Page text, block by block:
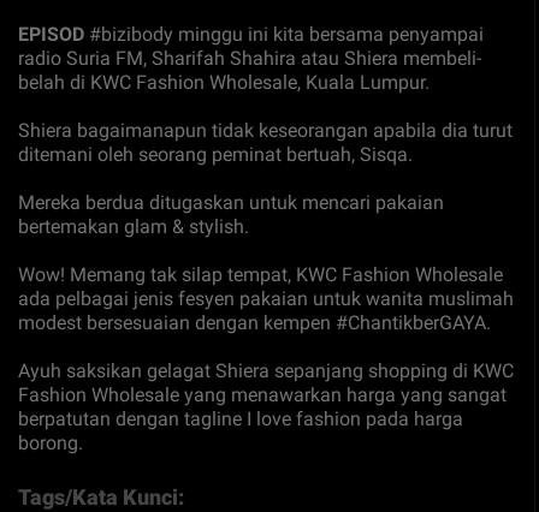
EPISOD #bizibody minggu ini kita bersama penyampai
radio Suria FM, Sharifah Shahira atau Shiera membeli-
belah di KWC Fashion Wholesale, Kuala Lumpur.
Shiera bagaimanapun tidak keseorangan apabila dia turut
ditemani oleh seorang peminat bertuah, Sisqa.
Mereka berdua ditugaskan untuk mencari pakaian
bertemakan glam & stylish.
Wow! Memang tak silap tempat, KWC Fashion Wholesale
ada pelbagai jenis fesyen pakaian untuk wanita muslimah
modest bersesuaian dengan kempen #ChantikberGAYA.
Ayuh saksikan gelagat Shiera sepanjang shopping di KWC
Fashion Wholesale yang menawarkan harga yang sangat
berpatutan dengan tagline I love fashion pada harga
borong.
Tags/Kata Kunci: